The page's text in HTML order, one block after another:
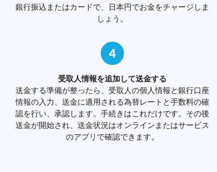
銀行振込またはカードで、日本円でお金をチャージしま
しょう。
4
受取人情報を追加して送金する
送金する準備が整ったら、受取人の個人情報と銀行口座
情報の入力、送金に適用される為替レートと手数料の確
認を行い、承認します。手続きはこれだけです。その後
送金が開始され、送金状況はオンラインまたはサービス
のアプリで確認できます。